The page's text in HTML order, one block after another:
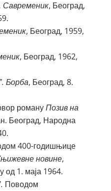
Савременик, Београд,
, Београд, 1959,
, Београд, 1962,
. Борба, Београд, 8.
романуПозив на
Београд, Народна
400-годишњице
новине,
од 1. маја 1964.
. Поводом